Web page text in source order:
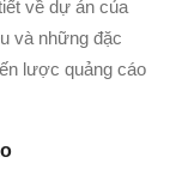
về dự án của
và những đặc
lược quảng cáo